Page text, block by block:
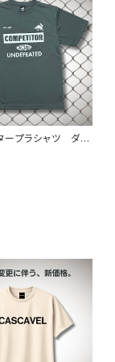
ープラシャツ ダー
ト